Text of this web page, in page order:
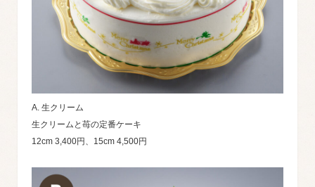
A. 生クリーム
生クリームと苺の定番ケーキ
12cm 3,400円、15cm 4,500円